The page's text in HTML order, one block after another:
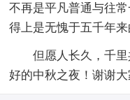
不再是平凡普通与往
得上是无愧于五千年
但愿人长久，千
好的中秋之夜！谢谢大